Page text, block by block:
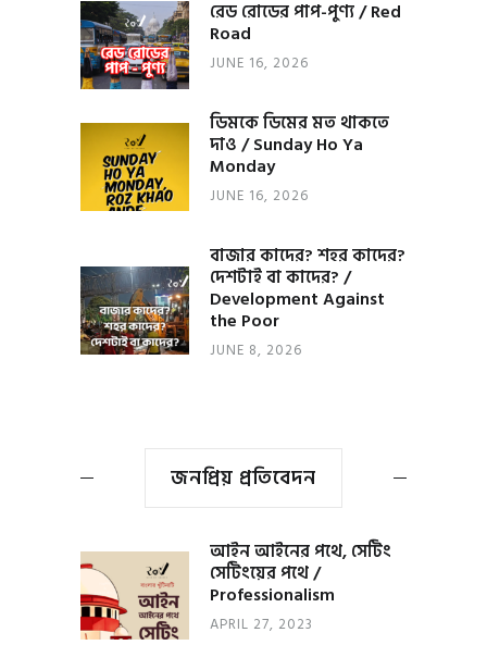
রেড রোডের পাপ-পুণ্য / Red
Road
JUNE 16, 2026
ডিমকে ডিমের মত থাকতে
দাও / Sunday Ho Ya
Monday
JUNE 16, 2026
বাজার কাদের? শহর কাদের?
দেশটাই বা কাদের? /
Development Against
the Poor
JUNE 8, 2026
জনপ্রিয় প্রতিবেদন
আইন আইনের পথে, সেটিং
সেটিংয়ের পথে /
Professionalism
APRIL 27, 2023